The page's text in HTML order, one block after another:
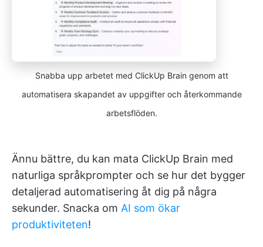
Snabba upp arbetet med ClickUp Brain genom att
automatisera skapandet av uppgifter och återkommande
arbetsflöden.
Ännu bättre, du kan mata ClickUp Brain med
naturliga språkprompter och se hur det bygger
detaljerad automatisering åt dig på några
sekunder. Snacka om AI som ökar
produktiviteten!